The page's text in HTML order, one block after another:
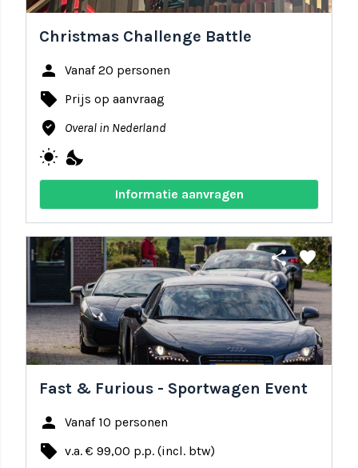
Christmas Challenge Battle
person Vanaf 20 personen
local_offer Prijs op aanvraag
where_to_vote Overal in Nederland
wb_sunny nights_stay
Informatie aanvragen
share favorite
Fast & Furious - Sportwagen Event
person Vanaf 10 personen
local_offer v.a. € 99,00 p.p. (incl. btw)